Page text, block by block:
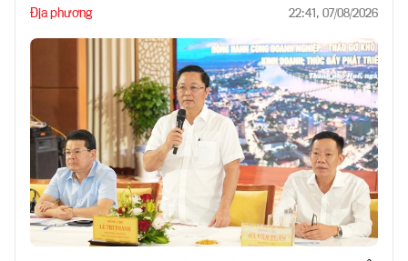
Địa phương 22:41, 07/08/2026